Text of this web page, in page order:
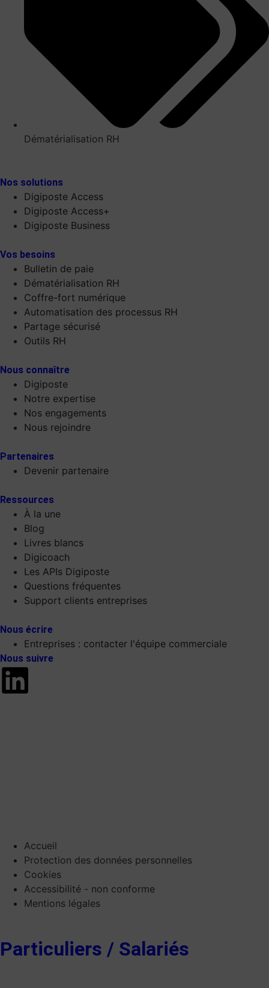
Dématérialisation RH
Nos solutions
Digiposte Access
Digiposte Access+
Digiposte Business
Vos besoins
Bulletin de paie
Dématérialisation RH
Coffre-fort numérique
Automatisation des processus RH
Partage sécurisé
Outils RH
Nous connaître
Digiposte
Notre expertise
Nos engagements
Nous rejoindre
Partenaires
Devenir partenaire
Ressources
À la une
Blog
Livres blancs
Digicoach
Les APIs Digiposte
Questions fréquentes
Support clients entreprises
Nous écrire
Entreprises : contacter l'équipe commerciale
Nous suivre
Accueil
Protection des données personnelles
Cookies
Accessibilité - non conforme
Mentions légales
Particuliers / Salariés